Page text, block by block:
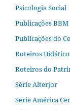
Psicologia Social
Publicações BBM
Publicações do
Roteiros
Roteiros do
Série Alterjor
Serie América